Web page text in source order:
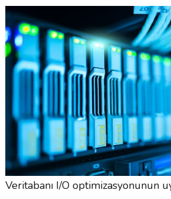
Veritabanı I/O optimizasyonunun